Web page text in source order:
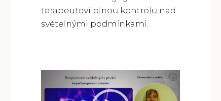
terapeutovi plnou kontrolu nad
světelnými podmínkami.
Video
přehrávač